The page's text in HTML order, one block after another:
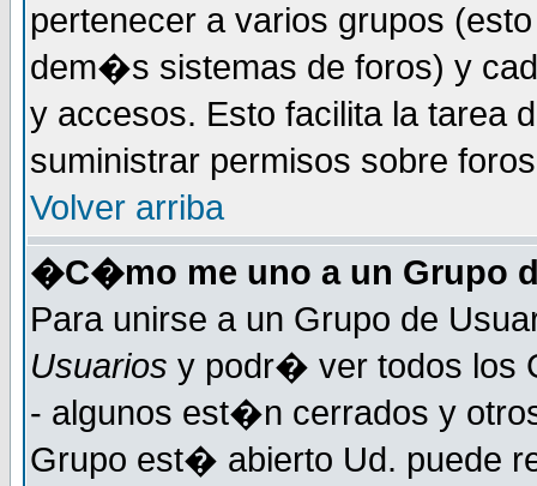
pertenecer a varios grupos
dem�s sistemas de foros) y
y accesos. Esto facilita la tarea
suministrar permisos sobre
Volver arriba
�C�mo me uno a un Grupo
Para unirse a un Grupo de
Usuarios y podr� ver todos los
- algunos est�n cerrados y
Grupo est� abierto Ud. puede